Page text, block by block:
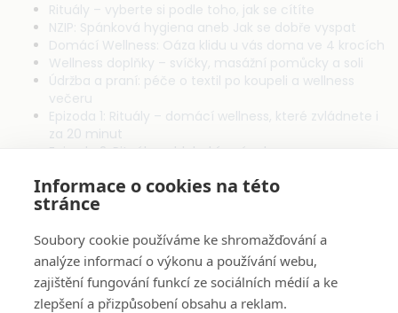
Informace o cookies na této
stránce
Soubory cookie používáme ke shromažďování a
analýze informací o výkonu a používání webu,
zajištění fungování funkcí ze sociálních médií a ke
zlepšení a přizpůsobení obsahu a reklam.
Rituály – vyberte si podle toho, jak se cítíte
NZIP: Spánková hygiena aneb Jak se dobře vyspat
Domácí Wellness: Oáza klidu u vás doma ve 4 krocích
Wellness doplňky – svíčky, masážní pomůcky a soli
Údržba a praní: péče o textil po koupeli a wellness
večeru
Epizoda 1: Rituály – domácí wellness, které zvládnete i
za 20 minut
Epizoda 2: Rituál pro hluboký spánek
O Nás